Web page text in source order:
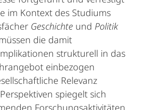
im Kontext des Studiums
Geschichte und Politik
die damit
strukturell in das
einbezogen
Relevanz
spiegelt sich